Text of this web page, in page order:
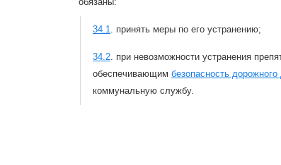
34.1. принять меры по его устранению;
34.2. при невозможности устранения
обеспечивающим безопасность
коммунальную службу.